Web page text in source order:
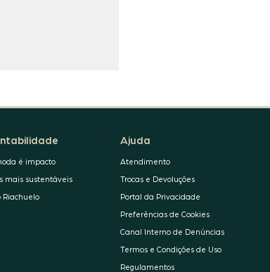
é impacto
mais sustentáveis
Riachuelo
Ajuda
Atendimento
Trocas e Devoluções
Portal da Privacidade
Preferências de Cookies
Canal Interno de Denúncias
Termos e Condições de Uso
Regulamentos